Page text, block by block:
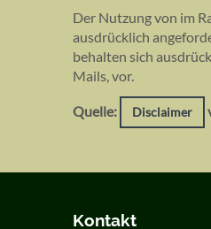
Der Nutzung von im
ausdrücklich
behalten sich
Mails, vor.
Quelle: Disclaimer
Kontakt